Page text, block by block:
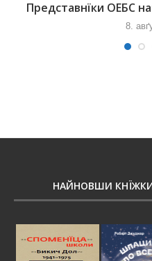
Представнїки ОЕБС
8.
НАЙНОВШИ